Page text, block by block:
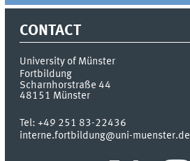
CONTACT
University of Münster
Fortbildung
Scharnhorstraße 44
48151 Münster
Tel:+49 251 83-22436
interne.fortbildung@uni-muenster.de